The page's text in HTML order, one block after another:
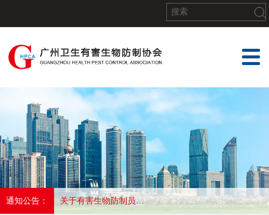
通知公告： 关于有害生物防制员岗位培训合格证培训的通知